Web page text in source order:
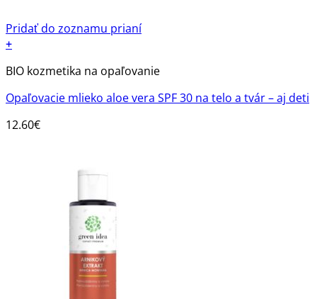
Pridať do zoznamu prianí
+
BIO kozmetika na opaľovanie
Opaľovacie mlieko aloe vera SPF 30 na telo a tvár – aj deti
12.60€